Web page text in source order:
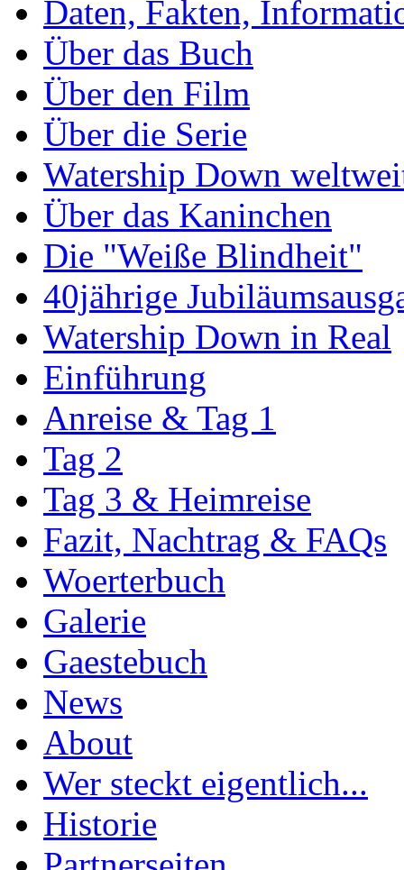
Daten, Fakten,
Über das Buch
Über den Film
Über die Serie
Watership Down
Über das Kaninchen
Die "Weiße Blindheit"
40jährige
Watership Down in Real
Einführung
Anreise & Tag 1
Tag 2
Tag 3 & Heimreise
Fazit, Nachtrag & FAQs
Woerterbuch
Galerie
Gaestebuch
News
About
Wer steckt eigentlich...
Historie